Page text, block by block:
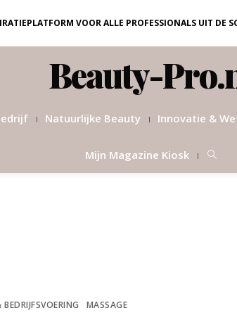
VOOR ALLE PROFESSIONALS UIT DE
Beauty-
Natuurlijke Beauty Innovatie &
Mijn Magazine Kiosk
BEDRIJFSVOERING MASSAGE